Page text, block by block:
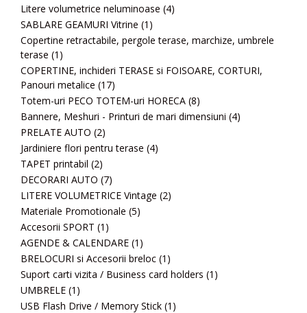
Litere volumetrice neluminoase (4)
SABLARE GEAMURI Vitrine (1)
Copertine retractabile, pergole terase, marchize, umbrele
terase (1)
COPERTINE, inchideri TERASE si FOISOARE, CORTURI,
Panouri metalice (17)
Totem-uri PECO TOTEM-uri HORECA (8)
Bannere, Meshuri - Printuri de mari dimensiuni (4)
PRELATE AUTO (2)
Jardiniere flori pentru terase (4)
TAPET printabil (2)
DECORARI AUTO (7)
LITERE VOLUMETRICE Vintage (2)
Materiale Promotionale (5)
Accesorii SPORT (1)
AGENDE & CALENDARE (1)
BRELOCURI si Accesorii breloc (1)
Suport carti vizita / Business card holders (1)
UMBRELE (1)
USB Flash Drive / Memory Stick (1)